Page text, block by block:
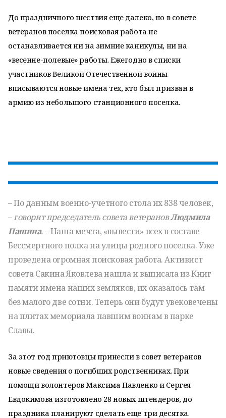
До праздничного шествия еще далеко, но в совете
ветеранов поселка поисковая работа не
останавливается ни на зимние каникулы, ни на
«весенне-полевые» работы. Ежегодно в списки
участников Великой Отечественной войны
вписываются новые имена тех, кто был призван в
армию из небольшого станционного поселка.
– По данным военно-учетного стола их 838 человек,
–говорит председатель совета ветерановЛюдмила
Пашина.– Наша мечта, «вывести» всех в составе
Бессмертного полка на улицы родного поселка. Уже
проведена огромная поисковая работа. Активист
совета Сакина Яковлева нашла и выписала из Книг
памяти имена наших земляков, их оказалось там
без малого две сотни. Теперь они будут увековечены
на плитах мемориала павшим воинам в парке
Славы.
За этот год приютовцы принесли в совет ветеранов
новые сведения о погибших родственниках. При
помощи волонтеров Максима Павленко и Сергея
Евдокимова изготовлено 28 новых штендеров, до
праздника планируют сделать еще три десятка.